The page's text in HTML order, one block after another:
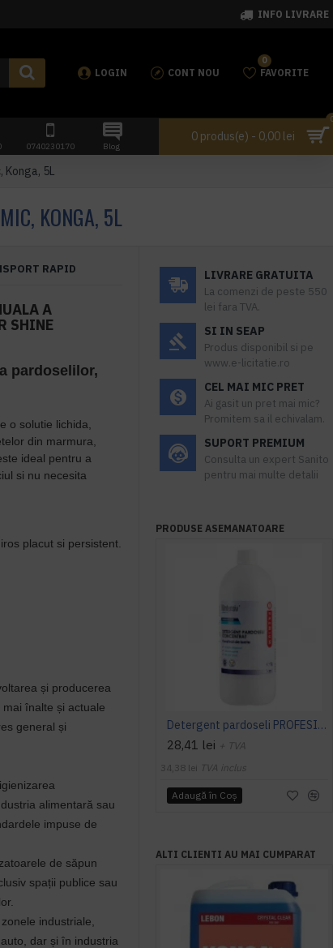
INFO LIVRARE
LOGIN CONT NOU FAVORITE
0
0740230170 Blog
0 produs(e) - 0,00 lei
Konga, 5L
KONGA, 5L
RAPID
A
SHINE
pardoselilor,
o solutie lichida,
din marmura,
ideal pentru a
si nu necesita
placut si persistent.
și producerea
înalte și actuale
general și
alimentară sau
impuse de
de săpun
spații publice sau
industriale,
dar și în industria
LIVRARE GRATUITA
La comenzi de peste 550
lei fara TVA.
SI IN SEAP
Produs disponibil si pe
www.e-licitatie.ro
CEL MAI MIC PRET
Ai gasit un pret mai mic?
Promitem sa il echivalam.
SUPORT PREMIUM
Consulta un expert Sanito
pentru mai multe detalii
PRODUSE ASEMANATOARE
Detergent pardoseli PROFESIONAL concentrat, cu efect de luciu, 1 litru
28,41 lei + TVA
34,38 lei TVA inclus
Adaugă în Coş
ALTI CLIENTI AU MAI CUMPARAT